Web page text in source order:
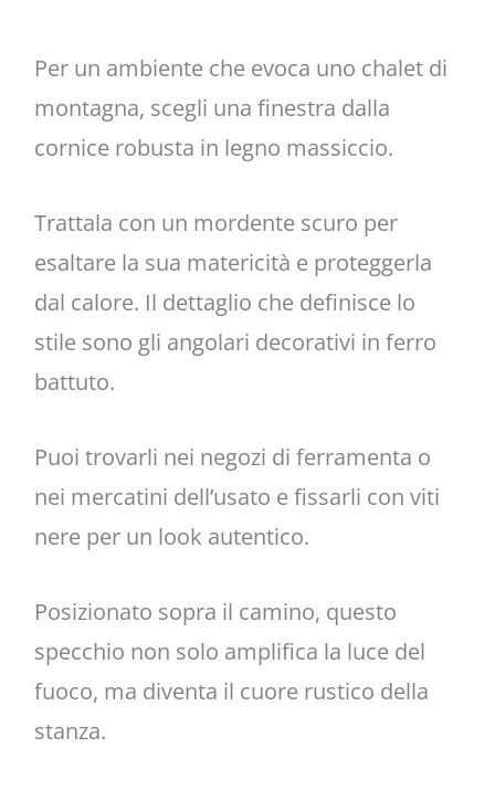
Per un ambiente che evoca uno chalet di
montagna, scegli una finestra dalla
cornice robusta in legno massiccio.
Trattala con un mordente scuro per
esaltare la sua matericità e proteggerla
dal calore. Il dettaglio che definisce lo
stile sono gli angolari decorativi in ferro
battuto.
Puoi trovarli nei negozi di ferramenta o
nei mercatini dell’usato e fissarli con viti
nere per un look autentico.
Posizionato sopra il camino, questo
specchio non solo amplifica la luce del
fuoco, ma diventa il cuore rustico della
stanza.